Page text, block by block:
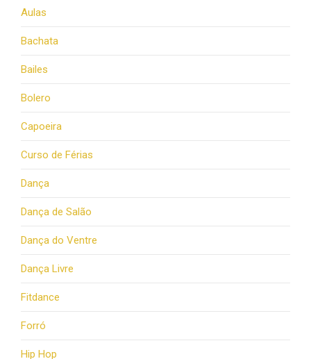
Aulas
Bachata
Bailes
Bolero
Capoeira
Curso de Férias
Dança
Dança de Salão
Dança do Ventre
Dança Livre
Fitdance
Forró
Hip Hop